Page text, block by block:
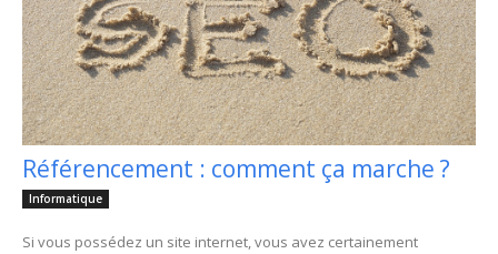
Référencement : comment ça marche ?
Informatique
Si vous possédez un site internet, vous avez certainement